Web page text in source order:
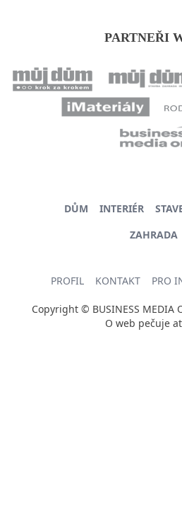
PARTNEŘI
DŮM INTERIÉR
ZAHRADA
PROFIL KONTAKT PRO
Copyright © BUSINESS MEDIA